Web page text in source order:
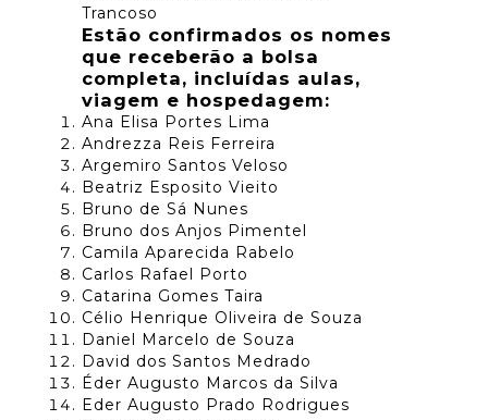
Estão confirmados os nomes
que receberão a bolsa
completa, incluídas aulas,
viagem e hospedagem:
Ana Elisa Portes Lima
Andrezza Reis Ferreira
Argemiro Santos Veloso
Beatriz Esposito Vieito
Bruno de Sá Nunes
Bruno dos Anjos Pimentel
Camila Aparecida Rabelo
Carlos Rafael Porto
Catarina Gomes Taira
Célio Henrique Oliveira de Souza
Daniel Marcelo de Souza
David dos Santos Medrado
Éder Augusto Marcos da Silva
Eder Augusto Prado Rodrigues